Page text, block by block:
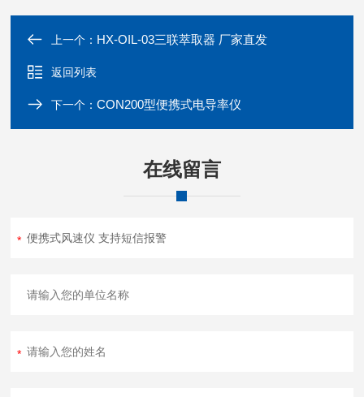
上一个： HX-OIL-03三联萃取器 厂家直发
返回列表
下一个：CON200型便携式电导率仪
在线留言